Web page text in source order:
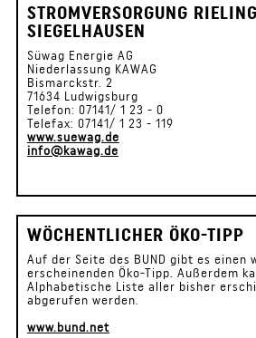
STROMVERSORGUNG
SIEGELHAUSEN
Süwag Energie AG
Niederlassung KAWAG
Bismarckstr. 2
71634 Ludwigsburg
Telefon: 07141/ 1 23 - 0
Telefax: 07141/ 1 23 - 119
www.suewag.de
info@kawag.de
WÖCHENTLICHER ÖKO-TIPP
Auf der Seite des BUND gibt es einen
erscheinenden Öko-Tipp. Außerdem
Alphabetische Liste aller bisher
abgerufen werden.
www.bund.net